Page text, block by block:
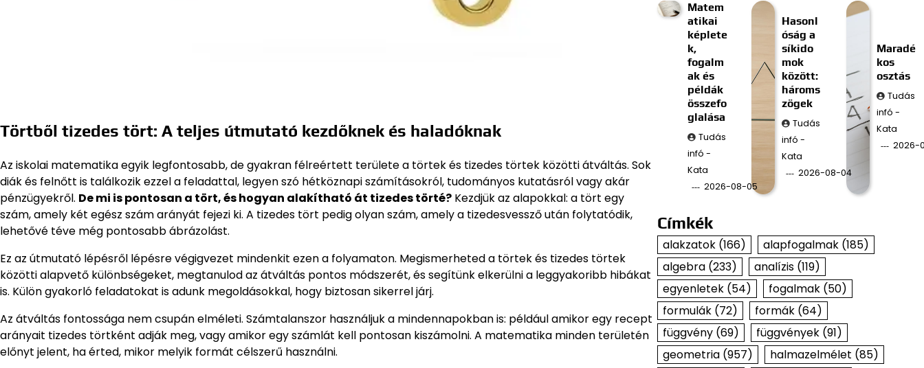
Törtből tizedes tört: A teljes útmutató kezdőknek és haladóknak
Az iskolai matematika egyik legfontosabb, de gyakran félreértett területe a törtek és tizedes törtek közötti átváltás. Sok
diák és felnőtt is találkozik ezzel a feladattal, legyen szó hétköznapi számításokról, tudományos kutatásról vagy akár
pénzügyekről. De mi is pontosan a tört, és hogyan alakítható át tizedes törté? Kezdjük az alapokkal: a tört egy
szám, amely két egész szám arányát fejezi ki. A tizedes tört pedig olyan szám, amely a tizedesvessző után folytatódik,
lehetővé téve még pontosabb ábrázolást.
Ez az útmutató lépésről lépésre végigvezet mindenkit ezen a folyamaton. Megismerheted a törtek és tizedes törtek
közötti alapvető különbségeket, megtanulod az átváltás pontos módszerét, és segítünk elkerülni a leggyakoribb hibákat
is. Külön gyakorló feladatokat is adunk megoldásokkal, hogy biztosan sikerrel járj.
Az átváltás fontossága nem csupán elméleti. Számtalanszor használjuk a mindennapokban is: például amikor egy recept
arányait tizedes törtként adják meg, vagy amikor egy számlát kell pontosan kiszámolni. A matematika minden területén
előnyt jelent, ha érted, mikor melyik formát célszerű használni.
Matem
atikai
képlete
k,
fogalm
ak és
példák
összefo
glalása
Tudás
infó -
Kata
2026-08-05
Hasonl
óság a
síkido
mok
között:
hároms
zögek
Tudás
infó -
Kata
2026-08-04
Maradé
kos
osztás
Tudás
infó -
Kata
2026-
Címkék
alakzatok(166) alapfogalmak(185)
algebra(233) analízis(119)
egyenletek(54) fogalmak(50)
formulák(72) formák(64)
függvény(69) függvények(91)
geometria(957) halmazelmélet (85)